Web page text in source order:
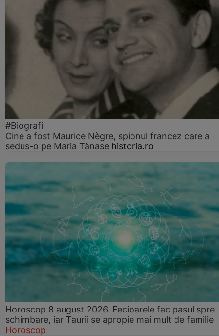
#Biografii
Cine a fost Maurice Nègre, spionul francez care a
sedus-o pe Maria Tănase historia.ro
Horoscop 8 august 2026. Fecioarele fac pasul spre
schimbare, iar Taurii se apropie mai mult de familie
Horoscop